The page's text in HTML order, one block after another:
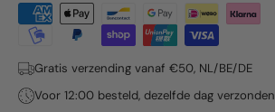
Gratis verzending vanaf €50, NL/BE/DE
Voor 12:00 besteld, dezelfde dag verzonden